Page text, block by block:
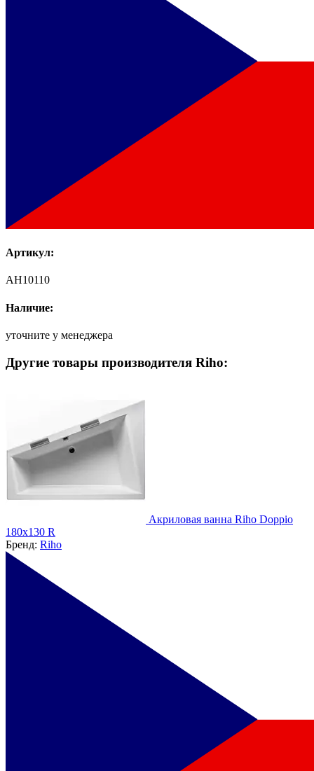
Артикул:
AH10110
Наличие:
уточните у менеджера
Другие товары производителя Riho:
Акриловая ванна Riho Doppio
180x130 R
Бренд: Riho